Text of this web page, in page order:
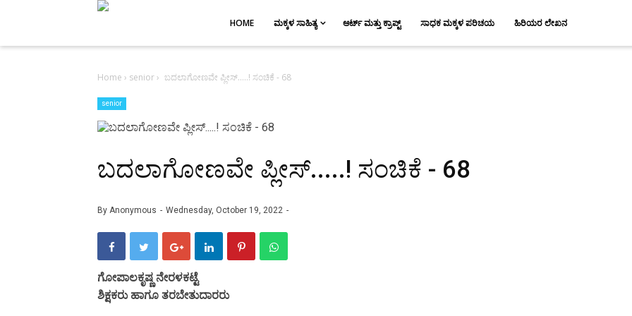
HOME ಮಕ್ಕಳ ಸಾಹಿತ್ಯ ಆರ್ಟ್ ಮತ್ತು ಕ್ರಾಪ್ಟ್ ಸಾಧಕ ಮಕ್ಕಳ ಪರಿಚಯ ಹಿರಿಯರ ಲೇಖನ
Home › senior› ಬದಲಾಗೋಣವೇ ಪ್ಲೀಸ್.....! ಸಂಚಿಕೆ - 68
senior
ಬದಲಾಗೋಣವೇ ಪ್ಲೀಸ್.....! ಸಂಚಿಕೆ - 68
By Anonymous Wednesday, October 19, 2022
ಗೋಪಾಲಕೃಷ್ಣ ನೇರಳಕಟ್ಟೆ
ಶಿಕ್ಷಕರು ಹಾಗೂ ತರಬೇತುದಾರರು